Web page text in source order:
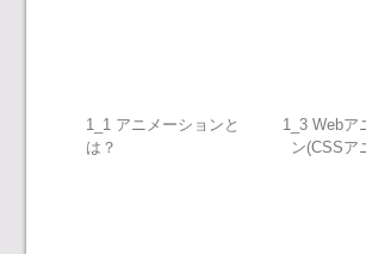
投
1_1 アニメーションと
は？
1_3 Webア
ン(CSSア